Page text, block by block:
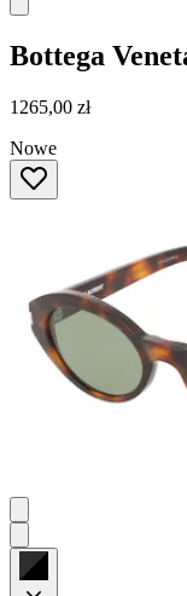
Bottega
1265,00 zł
Nowe